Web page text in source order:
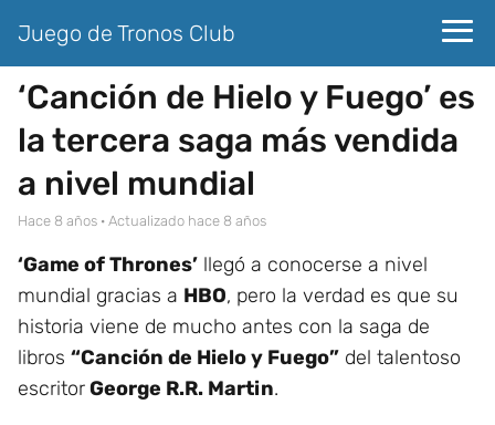
Juego de Tronos Club
‘Canción de Hielo y Fuego’ es
la tercera saga más vendida
a nivel mundial
hace 8 años · Actualizado hace 8 años
‘Game of Thrones’ llegó a conocerse a nivel
mundial gracias a HBO, pero la verdad es que su
historia viene de mucho antes con la saga de
libros “Canción de Hielo y Fuego” del talentoso
escritorGeorge R.R. Martin.